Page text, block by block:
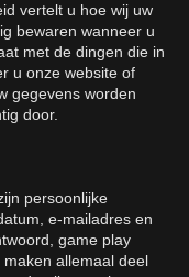
vertelt u hoe wij uw
bewaren wanneer u
met de dingen die in
u onze website of
gegevens worden
door.
persoonlijke
e-mailadres en
game play
allemaal deel